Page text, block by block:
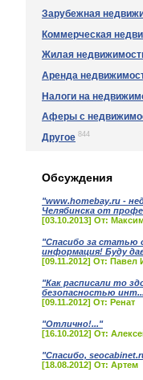
Зарубежная
Коммерческая
Жилая
Аренда
Налоги на
Аферы с
Другое 844
Обсуждения
"www.homebay.ru -
Челябинска от
[03.10.2013] От:
"Спасибо за статью
информация! Буду
[09.11.2012] От: Павел
"Как расписали то
безопасностью
[09.11.2012] От: Ренат
"Отлично!..."
[16.10.2012] От:
"Спасибо,
[18.08.2012] От: Артем